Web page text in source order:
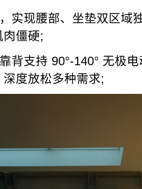
实现腰部、坐垫双区域
肉僵硬;
背支持 90°-140° 无极
度放松多种需求;